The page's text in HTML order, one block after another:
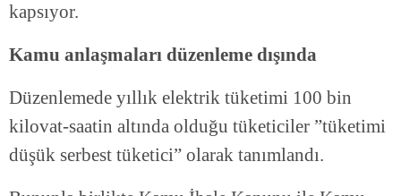
kapsıyor.
Kamu anlaşmaları düzenleme dışında
Düzenlemede yıllık elektrik tüketimi 100 bin
kilovat-saatin altında olduğu tüketiciler ”tüketimi
düşük serbest tüketici” olarak tanımlandı.